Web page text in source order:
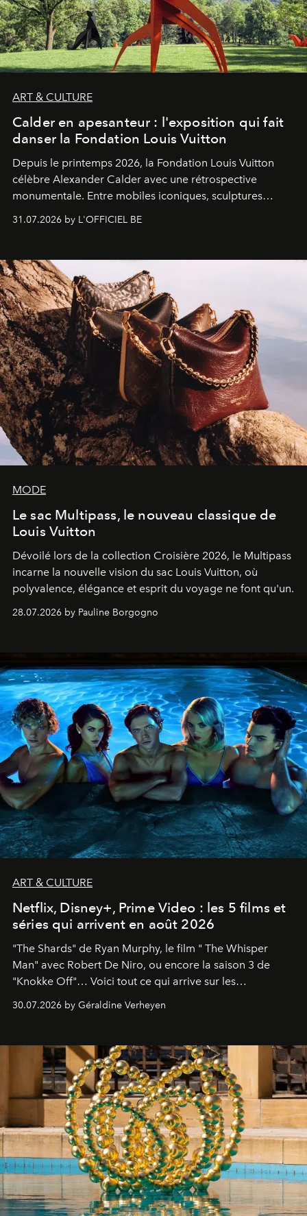
ART & CULTURE
Calder en apesanteur : l'exposition qui fait
danser la Fondation Louis Vuitton
Depuis le printemps 2026, la Fondation Louis Vuitton
célèbre Alexander Calder avec une rétrospective
monumentale. Entre mobiles iconiques, sculptures
américain investit les espaces imaginés par Frank Gehry
sculpture.
31.07.2026 by L'OFFICIEL BE
MODE
Le sac Multipass, le nouveau classique de
Louis Vuitton
Dévoilé lors de la collection Croisière 2026, le Multipass
incarne la nouvelle vision du sac Louis Vuitton, où
polyvalence, élégance et esprit du voyage ne font qu'un.
28.07.2026 by Pauline Borgogno
ART & CULTURE
Netflix, Disney+, Prime Video : les 5 films et
séries qui arrivent en août 2026
"The Shards" de Ryan Murphy, le film " The Whisper
Man" avec Robert De Niro, ou encore la saison 3 de
"Knokke Off"… Voici tout ce qui arrive sur les
30.07.2026 by Géraldine Verheyen